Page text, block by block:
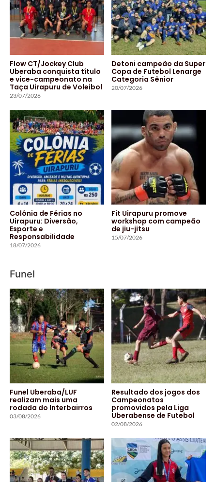
Flow CT/Jockey Club
Uberaba conquista título
e vice-campeonato na
Taça Uirapuru de Voleibol
23/07/2026
Detoni campeão da Super
Copa de Futebol Lenarge
Categoria Sênior
20/07/2026
Colônia de Férias no
Uirapuru: Diversão,
Esporte e
Responsabilidade
18/07/2026
Fit Uirapuru promove
workshop com campeão
de jiu-jitsu
15/07/2026
Funel
Funel Uberaba/LUF
realizam mais uma
rodada do Interbairros
03/08/2026
Resultado dos jogos dos
Campeonatos
promovidos pela Liga
Uberabense de Futebol
02/08/2026